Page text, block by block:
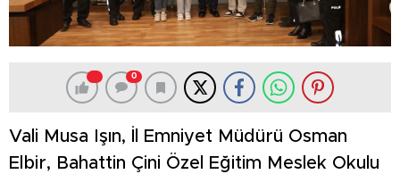
0
Vali Musa Işın, İl Emniyet Müdürü Osman
Elbir, Bahattin Çini Özel Eğitim Meslek Okulu